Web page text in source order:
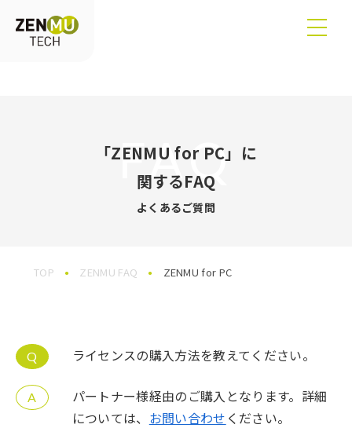
FAQ
「ZENMU for PC」に
関するFAQ
よくあるご質問
TOP ZENMU FAQ ZENMU for PC
Q ライセンスの購入方法を教えてください。
A
パートナー様経由のご購入となります。詳細
については、 お問い合わせ ください。